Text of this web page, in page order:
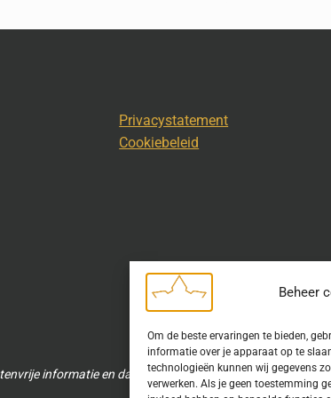
Beheer
Om de beste ervaringen te bieden,
informatie over je apparaat op te
technologieën kunnen wij gegevens
verwerken. Als je geen toestemming
Privacystatement
Cookiebeleid
informatie en data waarvoor toestemming is